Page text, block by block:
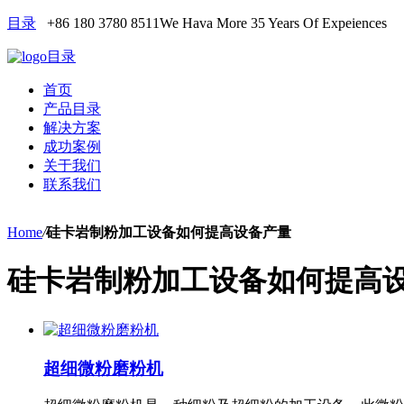
目录 +86 180 3780 8511We Hava More 35 Years Of Expeiences
目录
首页
产品目录
解决方案
成功案例
关于我们
联系我们
Home/硅卡岩制粉加工设备如何提高设备产量
硅卡岩制粉加工设备如何提高
超细微粉磨粉机